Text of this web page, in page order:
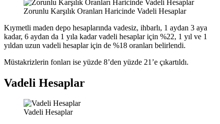
Zorunlu Karşılık Oranları Haricinde Vadeli Hesaplar
Kıymetli maden depo hesaplarında vadesiz, ihbarlı, 1 aydan 3 aya
kadar, 6 aydan da 1 yıla kadar vadeli hesaplar için %22, 1 yıl ve 1
yıldan uzun vadeli hesaplar için de %18 oranları belirlendi.
Müstakrizlerin fonları ise yüzde 8’den yüzde 21’e çıkartıldı.
Vadeli Hesaplar
Vadeli Hesaplar